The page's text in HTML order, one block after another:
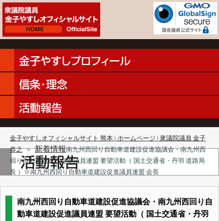
金子やすしオフィシャルサイト 熊本 | ホームページ | 衆議院議員 金子
恭之 ＞ 新着情報南九州西回り自動車道建設促進協議会・南九州西
回り自動車道建設促進議員連盟 要望活動（ 国土交通省・丹羽 道路局
長 ）※南九州西回り自動車道建設促進議員連盟 会長
南九州西回り自動車道建設促進協議会・南九州西回り自
動車道建設促進議員連盟 要望活動（ 国土交通省・丹羽